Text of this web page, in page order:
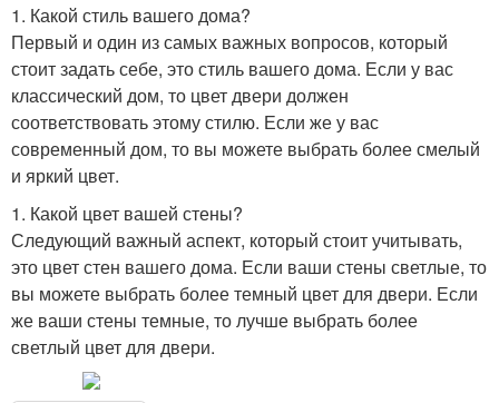
1. Какой стиль вашего дома?
Первый и один из самых важных вопросов, который
стоит задать себе, это стиль вашего дома. Если у вас
классический дом, то цвет двери должен
соответствовать этому стилю. Если же у вас
современный дом, то вы можете выбрать более смелый
и яркий цвет.
1. Какой цвет вашей стены?
Следующий важный аспект, который стоит учитывать,
это цвет стен вашего дома. Если ваши стены светлые, то
вы можете выбрать более темный цвет для двери. Если
же ваши стены темные, то лучше выбрать более
светлый цвет для двери.